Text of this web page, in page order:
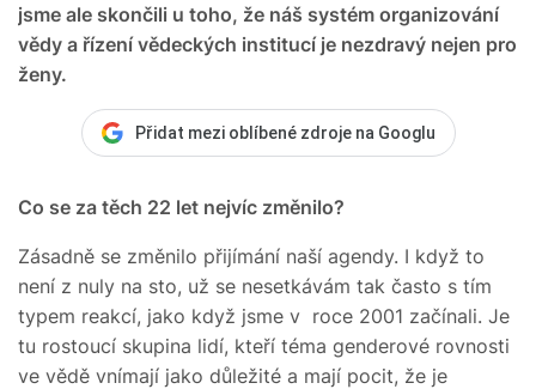
jsme ale skončili u toho, že náš systém organizování
vědy a řízení vědeckých institucí je nezdravý nejen pro
ženy.
Přidat mezi oblíbené zdroje na Googlu
Co se za těch 22 let nejvíc změnilo?
Zásadně se změnilo přijímání naší agendy. I když to
není z nuly na sto, už se nesetkávám tak často s tím
typem reakcí, jako když jsme v roce 2001 začínali. Je
tu rostoucí skupina lidí, kteří téma genderové rovnosti
ve vědě vnímají jako důležité a mají pocit, že je